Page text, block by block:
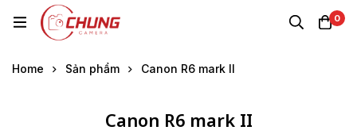
0
Home Sản phẩm Canon R6 mark II
Canon R6 mark II